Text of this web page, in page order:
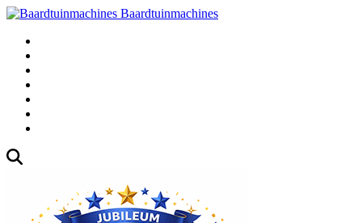
Baardtuinmachines